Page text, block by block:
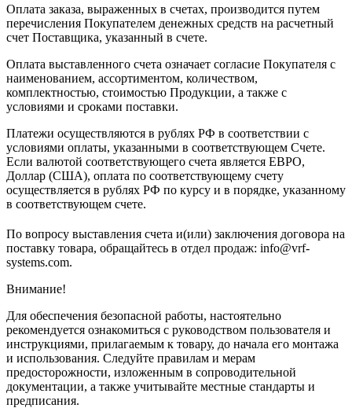
Оплата заказа, выраженных в счетах, производится путем
перечисления Покупателем денежных средств на расчетный
счет Поставщика, указанный в счете.
Оплата выставленного счета означает согласие Покупателя с
наименованием, ассортиментом, количеством,
комплектностью, стоимостью Продукции, а также с
условиями и сроками поставки.
Платежи осуществляются в рублях РФ в соответствии с
условиями оплаты, указанными в соответствующем Счете.
Если валютой соответствующего счета является ЕВРО,
Доллар (США), оплата по соответствующему cчету
осуществляется в рублях РФ по курсу и в порядке, указанному
в соответствующем cчете.
По вопросу выставления счета и(или) заключения договора на
поставку товара, обращайтесь в отдел продаж: info@vrf-
systems.com.
Внимание!
Для обеспечения безопасной работы, настоятельно
рекомендуется ознакомиться с руководством пользователя и
инструкциями, прилагаемым к товару, до начала его монтажа
и использования. Следуйте правилам и мерам
предосторожности, изложенным в сопроводительной
документации, а также учитывайте местные стандарты и
предписания.